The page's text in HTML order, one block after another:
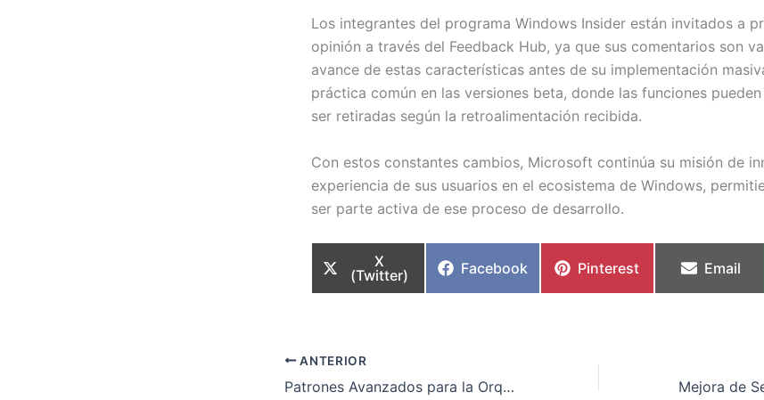
Los integrantes del programa Windows Insider están invitados a
opinión a través del Feedback Hub, ya que sus comentarios son
avance de estas características antes de su implementación
práctica común en las versiones beta, donde las funciones
ser retiradas según la retroalimentación recibida.
Con estos constantes cambios, Microsoft continúa su misión de
experiencia de sus usuarios en el ecosistema de Windows,
ser parte activa de ese proceso de desarrollo.
Compartir
en
X
(Twitter)
Compartir
Facebook
Compartir
Pinterest
Compartir
Email
ANTERIOR
Patrones Avanzados para la Orquestación de Múltiples Agentes en Amazon a Gran Escala